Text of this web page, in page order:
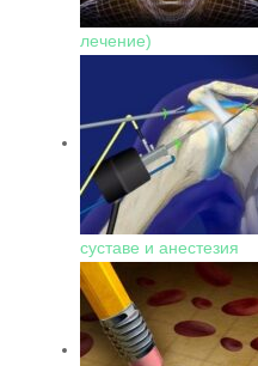
лечение)
суставе и анестезия